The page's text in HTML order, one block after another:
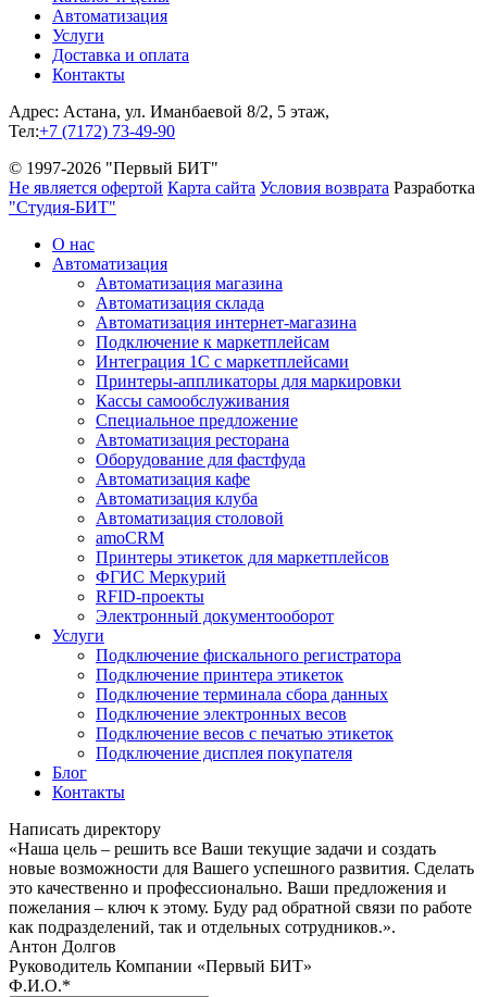
Автоматизация
Услуги
Доставка и оплата
Контакты
Адрес: Астана, ул. Иманбаевой 8/2, 5 этаж,
Тел:+7 (7172) 73-49-90
© 1997-2026 "Первый БИТ"
Не является офертой Карта сайта Условия возврата Разработка
"Студия-БИТ"
О нас
Автоматизация
Автоматизация магазина
Автоматизация склада
Автоматизация интернет-магазина
Подключение к маркетплейсам
Интеграция 1С с маркетплейсами
Принтеры-аппликаторы для маркировки
Кассы самообслуживания
Специальное предложение
Автоматизация ресторана
Оборудование для фастфуда
Автоматизация кафе
Автоматизация клуба
Автоматизация столовой
amoCRM
Принтеры этикеток для маркетплейсов
ФГИС Меркурий
RFID-проекты
Электронный документооборот
Услуги
Подключение фискального регистратора
Подключение принтера этикеток
Подключение терминала сбора данных
Подключение электронных весов
Подключение весов с печатью этикеток
Подключение дисплея покупателя
Блог
Контакты
Написать директору
«Наша цель – решить все Ваши текущие задачи и создать
новые возможности для Вашего успешного развития. Сделать
это качественно и профессионально. Ваши предложения и
пожелания – ключ к этому. Буду рад обратной связи по работе
как подразделений, так и отдельных сотрудников.».
Антон Долгов
Руководитель Компании «Первый БИТ»
Ф.И.О.*